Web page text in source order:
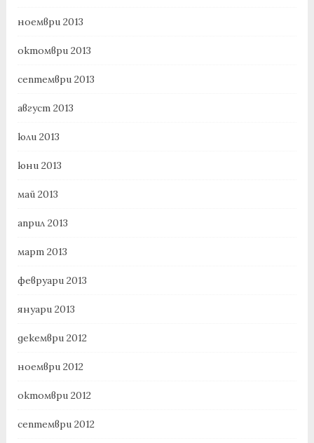
ноември 2013
октомври 2013
септември 2013
август 2013
юли 2013
юни 2013
май 2013
април 2013
март 2013
февруари 2013
януари 2013
декември 2012
ноември 2012
октомври 2012
септември 2012